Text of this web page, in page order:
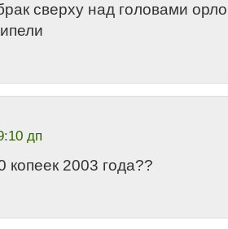
сверху над головами
дп
копеек 2003 года??